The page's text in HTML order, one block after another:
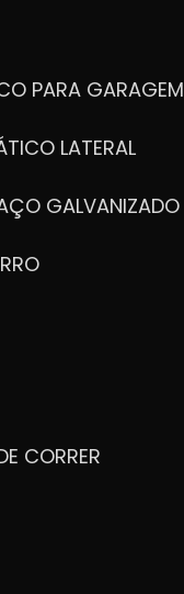
PARA GARAGEM
LATERAL
GALVANIZADO
CORRER